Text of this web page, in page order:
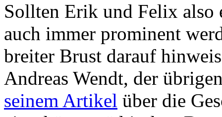
Sollten Erik und Felix also
auch immer prominent
breiter Brust darauf
Andreas Wendt, der
seinem Artikel über die